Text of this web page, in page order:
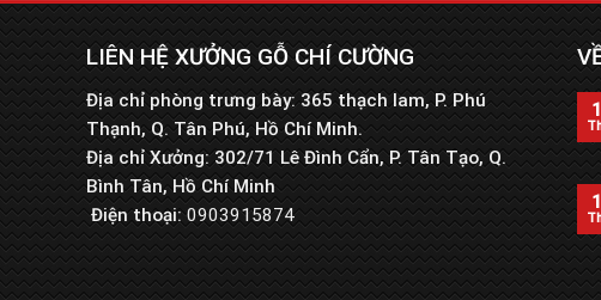
LIÊN HỆ XƯỞNG GỖ CHÍ CƯỜNG
Địa chỉ phòng trưng bày: 365 thạch lam, P. Phú
Thạnh, Q. Tân Phú, Hồ Chí Minh.
Địa chỉ Xưởng: 302/71 Lê Đình Cẩn, P. Tân Tạo, Q.
Bình Tân, Hồ Chí Minh
Điện thoại: 0903915874